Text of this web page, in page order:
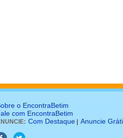
o EncontraBetim
com EncontraBetim
Com Destaque Anuncie